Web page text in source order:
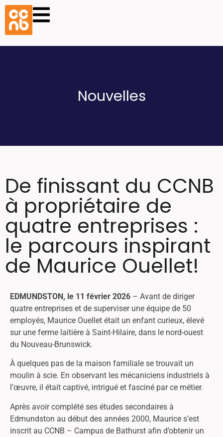
Nouvelles
De finissant du CCNB
à propriétaire de
quatre entreprises :
le parcours inspirant
de Maurice Ouellet!
EDMUNDSTON, le 11 février 2026 – Avant de diriger
quatre entreprises et de superviser une équipe de 50
employés, Maurice Ouellet était un enfant curieux, élevé
sur une ferme laitière à Saint-Hilaire, dans le nord-ouest
du Nouveau-Brunswick.
À quelques pas de la maison familiale se trouvait un
moulin à scie. En observant les mécaniciens industriels à
l’œuvre, il était captivé, intrigué et fasciné par ce métier.
Après avoir complété ses études secondaires à
Edmundston au début des années 2000, Maurice s’est
inscrit au CCNB – Campus de Bathurst afin d’obtenir un